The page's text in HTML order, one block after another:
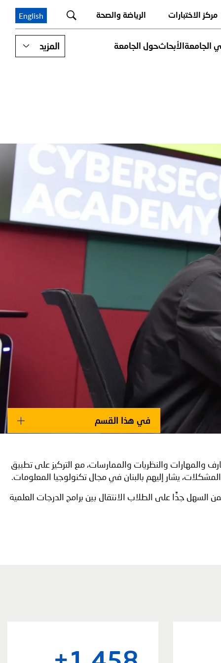
English مركز الاختبارات الرياضة والصحة
الجامعةالأبحاثحول الجامعة المزيد
Main navigation
في هذا القسم
والمهارات والنظريات والممارسات، مع التركيز على تطبيق
يشار إليهم بالبنان في مجال تكنولوجيا المعلومات.
جدًّا على الطلاب الانتقال بين برامج الدرجات العلمية